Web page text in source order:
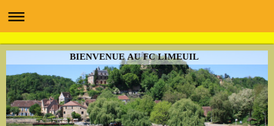
BIENVENUE AU FC LIMEUIL